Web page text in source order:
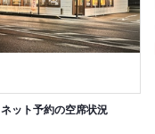
ネット予約の空席状況